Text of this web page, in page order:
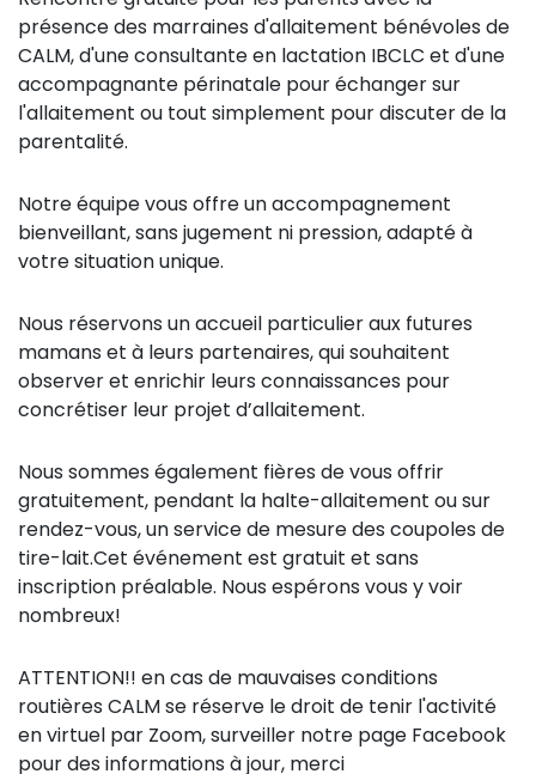
présence des marraines d'allaitement bénévoles de
CALM, d'une consultante en lactation IBCLC et d'une
accompagnante périnatale pour échanger sur
l'allaitement ou tout simplement pour discuter de la
parentalité.
Notre équipe vous offre un accompagnement
bienveillant, sans jugement ni pression, adapté à
votre situation unique.
Nous réservons un accueil particulier aux futures
mamans et à leurs partenaires, qui souhaitent
observer et enrichir leurs connaissances pour
concrétiser leur projet d’allaitement.
Nous sommes également fières de vous offrir
gratuitement, pendant la halte-allaitement ou sur
rendez-vous, un service de mesure des coupoles de
tire-lait.Cet événement est gratuit et sans
inscription préalable. Nous espérons vous y voir
nombreux!
ATTENTION!! en cas de mauvaises conditions
routières CALM se réserve le droit de tenir l'activité
en virtuel par Zoom, surveiller notre page Facebook
pour des informations à jour, merci